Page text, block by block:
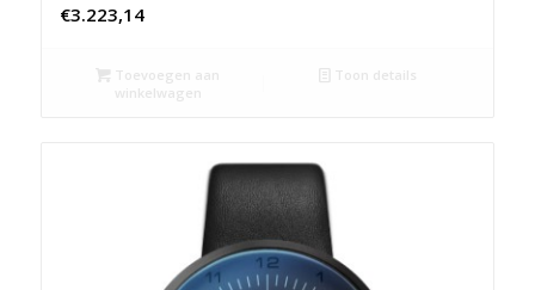
€3.223,14
Toevoegen aan
winkelwagen
Toon details